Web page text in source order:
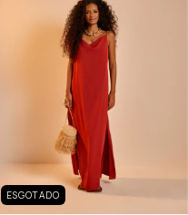
ESGOTADO